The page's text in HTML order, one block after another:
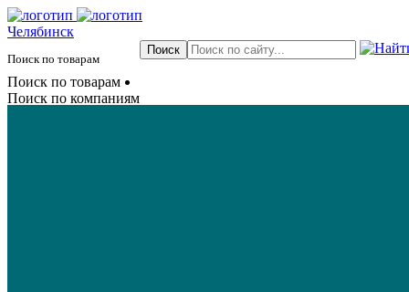
Челябинск
Поиск по товарам
Поиск по товарам
Поиск по компаниям